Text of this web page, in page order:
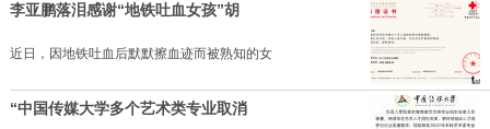
李亚鹏落泪感谢“地铁吐血女孩”胡
近日，因地铁吐血后默默擦血迹而被熟知的女
“中国传媒大学多个艺术类专业取消